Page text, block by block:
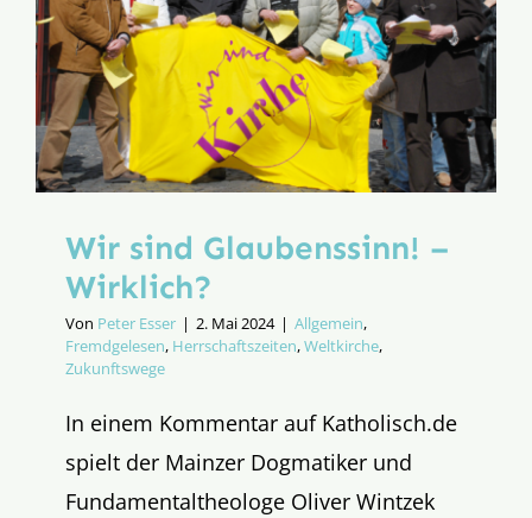
Wir sind Glaubenssinn! –
Wirklich?
Von Peter Esser | 2. Mai 2024 | Allgemein,
Fremdgelesen, Herrschaftszeiten,Weltkirche,
Zukunftswege
In einem Kommentar auf Katholisch.de
spielt der Mainzer Dogmatiker und
Fundamentaltheologe Oliver Wintzek